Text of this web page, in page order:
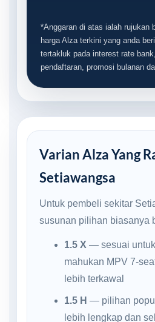
*Anggaran di atas ialah rujukan
harga Alza terkini yang anda
tertakluk pada interest rate
pendaftaran, promosi bulanan
Varian Alza Yang
Setiawangsa
Untuk pembeli sekitar
susunan pilihan biasanya
1.5 X — sesuai
mahukan MPV 7-
lebih terkawal
1.5 H — pilihan
lebih lengkap dan